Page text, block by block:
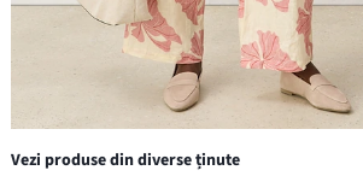
Vezi produse din diverse ținute